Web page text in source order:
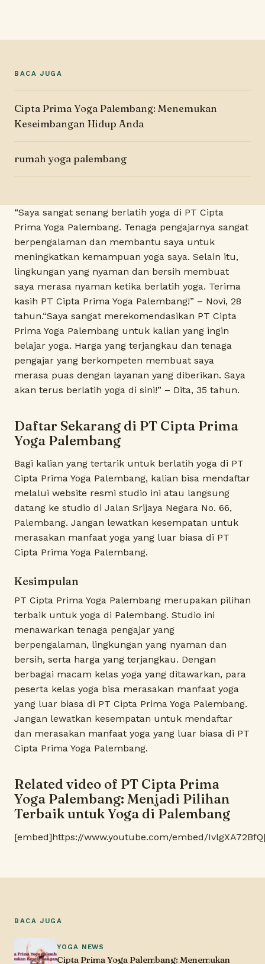
BACA JUGA
Cipta Prima Yoga Palembang: Menemukan
Keseimbangan Hidup Anda
rumah yoga palembang
“Saya sangat senang berlatih yoga di PT Cipta
Prima Yoga Palembang. Tenaga pengajarnya sangat
berpengalaman dan membantu saya untuk
meningkatkan kemampuan yoga saya. Selain itu,
lingkungan yang nyaman dan bersih membuat
saya merasa nyaman ketika berlatih yoga. Terima
kasih PT Cipta Prima Yoga Palembang!” – Novi, 28
tahun.“Saya sangat merekomendasikan PT Cipta
Prima Yoga Palembang untuk kalian yang ingin
belajar yoga. Harga yang terjangkau dan tenaga
pengajar yang berkompeten membuat saya
merasa puas dengan layanan yang diberikan. Saya
akan terus berlatih yoga di sini!” – Dita, 35 tahun.
Daftar Sekarang di PT Cipta Prima
Yoga Palembang
Bagi kalian yang tertarik untuk berlatih yoga di PT
Cipta Prima Yoga Palembang, kalian bisa mendaftar
melalui website resmi studio ini atau langsung
datang ke studio di Jalan Srijaya Negara No. 66,
Palembang. Jangan lewatkan kesempatan untuk
merasakan manfaat yoga yang luar biasa di PT
Cipta Prima Yoga Palembang.
Kesimpulan
PT Cipta Prima Yoga Palembang merupakan pilihan
terbaik untuk yoga di Palembang. Studio ini
menawarkan tenaga pengajar yang
berpengalaman, lingkungan yang nyaman dan
bersih, serta harga yang terjangkau. Dengan
berbagai macam kelas yoga yang ditawarkan, para
peserta kelas yoga bisa merasakan manfaat yoga
yang luar biasa di PT Cipta Prima Yoga Palembang.
Jangan lewatkan kesempatan untuk mendaftar
dan merasakan manfaat yoga yang luar biasa di PT
Cipta Prima Yoga Palembang.
Related video of PT Cipta Prima
Yoga Palembang: Menjadi Pilihan
Terbaik untuk Yoga di Palembang
[embed]https://www.youtube.com/embed/
BACA JUGA
YOGA NEWS
Cipta Prima Yoga Palembang: Menemukan